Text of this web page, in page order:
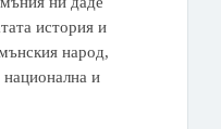
история и
народ,
национална и